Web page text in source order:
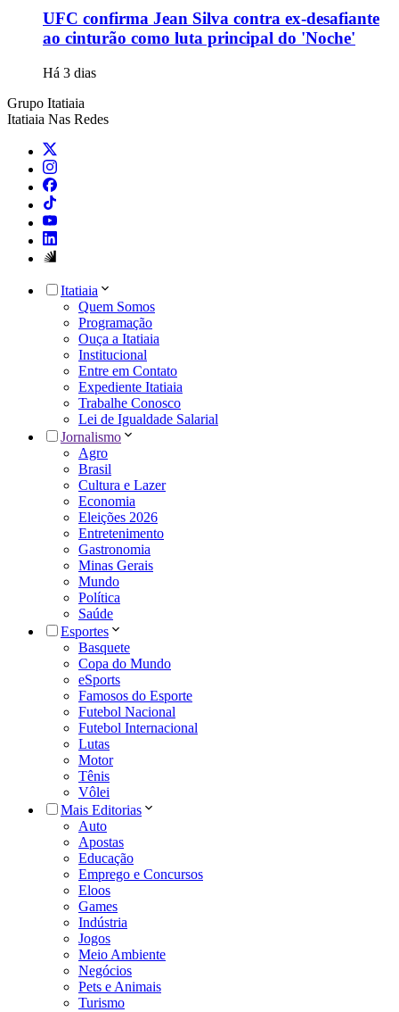
UFC confirma Jean Silva contra ex-desafiante
ao cinturão como luta principal do 'Noche'
Há 3 dias
Grupo Itatiaia
Itatiaia Nas Redes
Itatiaia
Quem Somos
Programação
Ouça a Itatiaia
Institucional
Entre em Contato
Expediente Itatiaia
Trabalhe Conosco
Lei de Igualdade Salarial
Jornalismo
Agro
Brasil
Cultura e Lazer
Economia
Eleições 2026
Entretenimento
Gastronomia
Minas Gerais
Mundo
Política
Saúde
Esportes
Basquete
Copa do Mundo
eSports
Famosos do Esporte
Futebol Nacional
Futebol Internacional
Lutas
Motor
Tênis
Vôlei
Mais Editorias
Auto
Apostas
Educação
Emprego e Concursos
Eloos
Games
Indústria
Jogos
Meio Ambiente
Negócios
Pets e Animais
Turismo